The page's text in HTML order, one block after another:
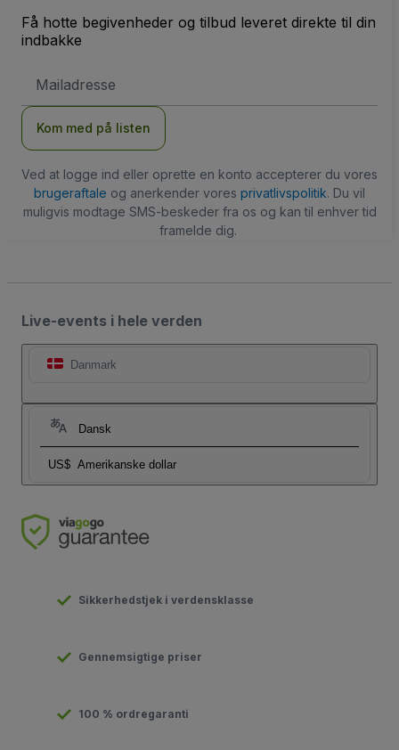
Få hotte begivenheder og tilbud leveret direkte til din
indbakke
adresse
Kom med på listen
Ved at logge ind eller oprette en konto accepterer du vores
brugeraftale og anerkender vores privatlivspolitik. Du vil
muligvis modtage SMS-beskeder fra os og kan til enhver tid
framelde dig.
Live-events i hele verden
Danmark
Dansk
US$ Amerikanske dollar
Sikkerhedstjek i verdensklasse
Gennemsigtige priser
100 % ordregaranti